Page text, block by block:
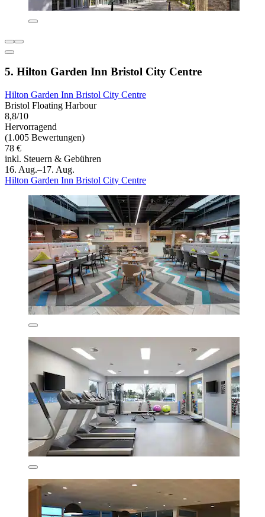
5. Hilton Garden Inn Bristol City Centre
Hilton Garden Inn Bristol City Centre
Bristol Floating Harbour
8,8/10
Hervorragend
(1.005 Bewertungen)
78 €
inkl. Steuern & Gebühren
16. Aug.–17. Aug.
Hilton Garden Inn Bristol City Centre